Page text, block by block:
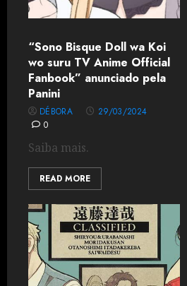
“Sono Bisque Doll wa Koi
wo suru TV Anime Official
Fanbook” anunciado pela
Panini
DÉBORA
29/03/2024
0
Saiba mais.
READ MORE